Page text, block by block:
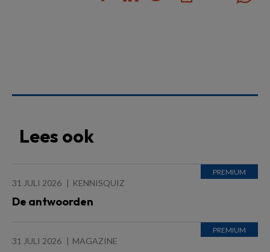
Lees ook
31 JULI 2026 KENNISQUIZ
De antwoorden
31 JULI 2026 MAGAZINE